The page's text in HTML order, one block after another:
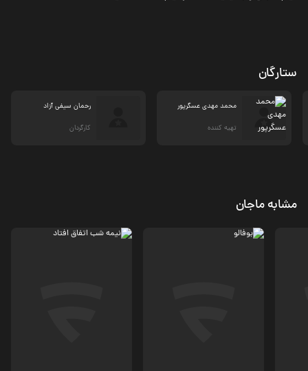
ستارگان
محمد مهدی عسگرپور
تهیه کننده
رحمان سیفی آزاد
کارگردان
مشابه ماجان